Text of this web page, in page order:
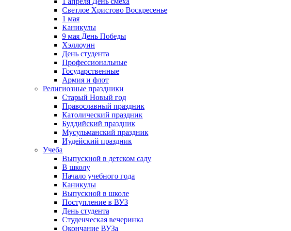
Светлое Христово Воскресенье
1 мая
Каникулы
9 мая День Победы
Хэллоуин
День студента
Профессиональные
Государственные
Армия и флот
Религиозные праздники
Старый Новый год
Православный праздник
Католический праздник
Буддийский праздник
Мусульманский праздник
Иудейский праздник
Учеба
Выпускной в детском саду
В школу
Начало учебного года
Каникулы
Выпускной в школе
Поступление в ВУЗ
День студента
Студенческая вечеринка
Окончание ВУЗа